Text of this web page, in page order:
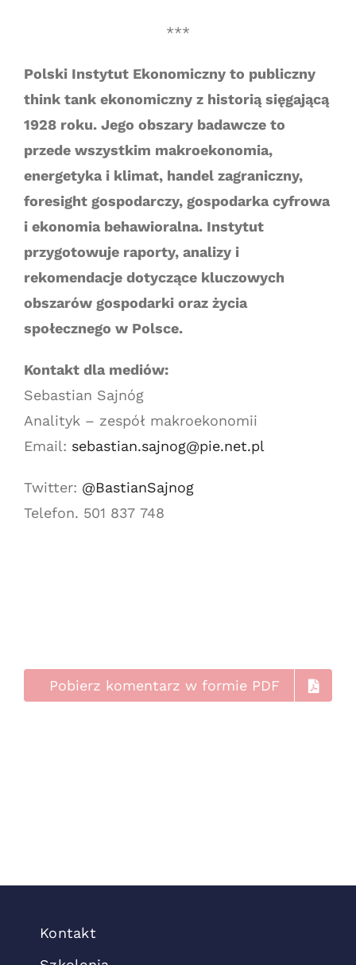
***
Polski Instytut Ekonomiczny to publiczny
think tank ekonomiczny z historią sięgającą
1928 roku. Jego obszary badawcze to
przede wszystkim makroekonomia,
energetyka i klimat, handel zagraniczny,
foresight gospodarczy, gospodarka cyfrowa
i ekonomia behawioralna. Instytut
przygotowuje raporty, analizy i
rekomendacje dotyczące kluczowych
obszarów gospodarki oraz życia
społecznego w Polsce.
Kontakt dla mediów:
Sebastian Sajnóg
Analityk – zespół makroekonomii
Email: sebastian.sajnog@pie.net.pl
Twitter: @BastianSajnog
Telefon. 501 837 748
Pobierz komentarz w formie PDF
Kontakt